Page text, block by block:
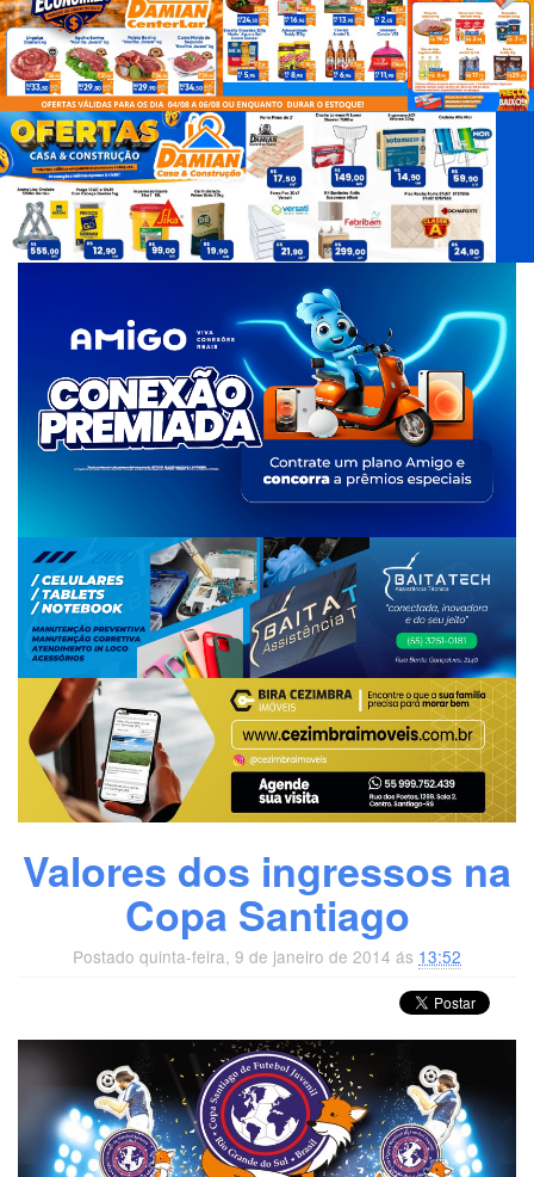
d
e
a
g
s
Valores dos ingressos na
Copa Santiago
Postado quinta-feira, 9 de janeiro de 2014 ás 13:52